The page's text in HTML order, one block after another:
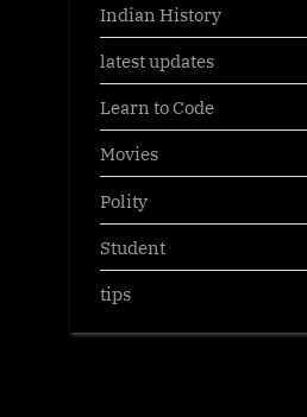
Indian History
latest updates
Learn to Code
Movies
Polity
Student
tips